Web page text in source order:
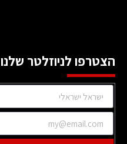
הצטרפו לניוזלטר שלנו